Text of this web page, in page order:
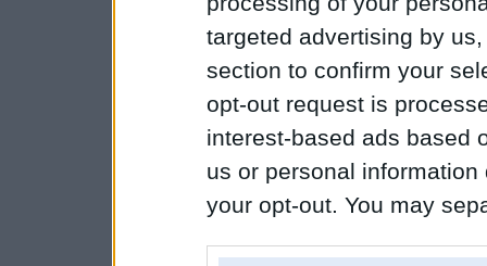
targeted advertising by
section to confirm your
opt-out request is
interest-based ads based
us or personal
your opt-out. You may